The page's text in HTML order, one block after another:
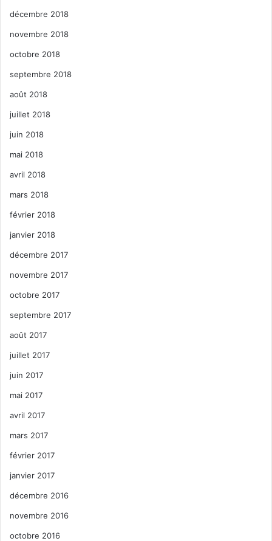
décembre 2018
novembre 2018
octobre 2018
septembre 2018
août 2018
juillet 2018
juin 2018
mai 2018
avril 2018
mars 2018
février 2018
janvier 2018
décembre 2017
novembre 2017
octobre 2017
septembre 2017
août 2017
juillet 2017
juin 2017
mai 2017
avril 2017
mars 2017
février 2017
janvier 2017
décembre 2016
novembre 2016
octobre 2016